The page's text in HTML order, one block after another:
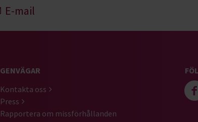
E-mail
GENVÄGAR
Kontakta oss
Press
Rapportera om missförhållanden